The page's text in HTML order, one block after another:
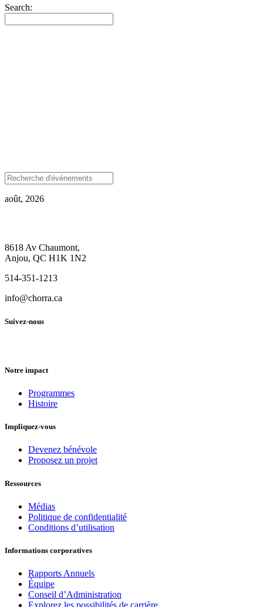
Search:
août, 2026
8618 Av Chaumont,
Anjou, QC H1K 1N2
514-351-1213
info@chorra.ca
Suivez-nous
Notre impact
Programmes
Histoire
Impliquez-vous
Devenez bénévole
Proposez un projet
Ressources
Médias
Politique de confidentialité
Conditions d’utilisation
Informations corporatives
Rapports Annuels
Équipe
Conseil d’Administration